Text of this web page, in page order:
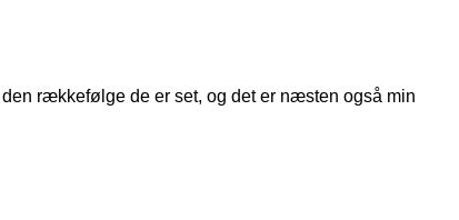
rækkefølge de er set, og det er næsten også min